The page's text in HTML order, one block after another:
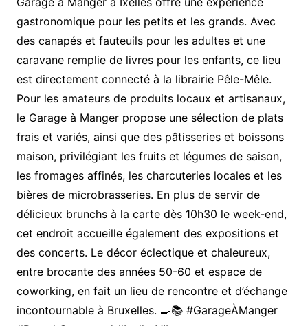
gastronomique pour les petits et les grands. Avec
des canapés et fauteuils pour les adultes et une
caravane remplie de livres pour les enfants, ce lieu
est directement connecté à la librairie Pêle-Mêle.
Pour les amateurs de produits locaux et artisanaux,
le Garage à Manger propose une sélection de plats
frais et variés, ainsi que des pâtisseries et boissons
maison, privilégiant les fruits et légumes de saison,
les fromages affinés, les charcuteries locales et les
bières de microbrasseries. En plus de servir de
délicieux brunchs à la carte dès 10h30 le week-end,
cet endroit accueille également des expositions et
des concerts. Le décor éclectique et chaleureux,
entre brocante des années 50-60 et espace de
coworking, en fait un lieu de rencontre et d’échange
incontournable à Bruxelles. 🍳📚 #GarageÀManger